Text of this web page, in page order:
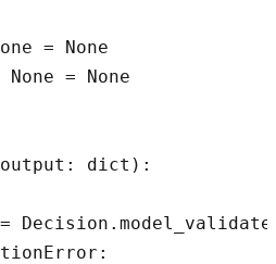
= None
None = None
dict):